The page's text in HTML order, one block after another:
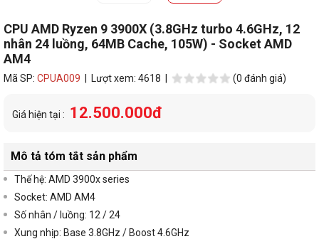
CPU AMD Ryzen 9 3900X (3.8GHz turbo 4.6GHz, 12
nhân 24 luồng, 64MB Cache, 105W) - Socket AMD
AM4
Mã SP: CPUA009 | Lượt xem: 4618 | (0 đánh giá)
Giá hiện tại : 12.500.000đ
Mô tả tóm tắt sản phẩm
Thế hệ: AMD 3900x series
Socket: AMD AM4
Số nhân / luồng: 12 / 24
Xung nhịp: Base 3.8GHz / Boost 4.6GHz